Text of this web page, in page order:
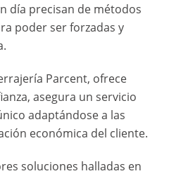
día precisan de métodos
poder ser forzadas y
Parcent, ofrece
asegura un servicio
adaptándose a las
económica del cliente.
soluciones halladas en